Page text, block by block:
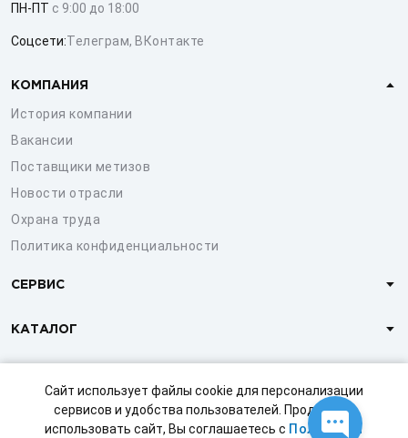
Сайт использует файлы cookie для персонализации
сервисов и удобства пользователей. Продолжая
использовать сайт, Вы соглашаетесь с Политикой
ПН-ПТ с 9:00 до 18:00
Соцсети:Телеграм, ВКонтакте
КОМПАНИЯ
История компании
Вакансии
Поставщики метизов
Новости отрасли
Охрана труда
Политика конфиденциальности
СЕРВИС
КАТАЛОГ